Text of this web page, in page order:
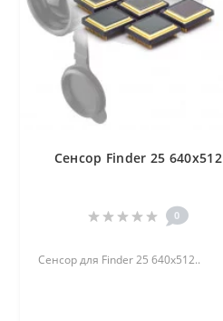
Сенсор Finder 25 640x512
0
Сенсор для Finder 25 640x512..